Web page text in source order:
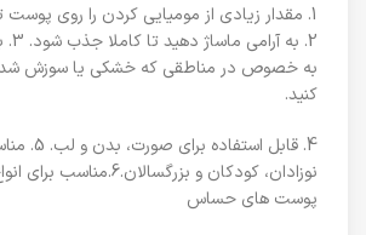
1. مقدار زیادی از مومیایی کردن را روی
2.
به خصوص در مناطقی که خشکی یا سوزش شدید
کنید.
4. قابل
نوزادان، کودکان و
پوست های حساس